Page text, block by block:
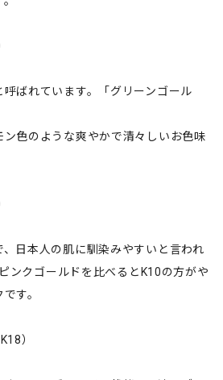
呼ばれています。「グリーンゴール
色のような爽やかで清々しいお色味
日本人の肌に馴染みやすいと言われ
ンクゴールドを比べるとK10の方がや
す。
）